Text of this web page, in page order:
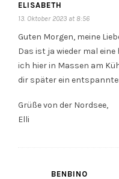
ELISABETH
13. Oktober 2023 at 8:56
Guten Morgen, meine
Das ist ja wieder mal
ich hier in Massen am
dir später ein
Grüße von der Nordsee,
Elli
BENBINO